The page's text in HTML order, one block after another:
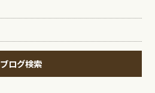
ブログ検索